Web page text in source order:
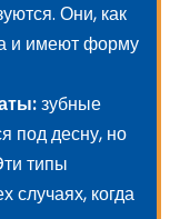
Они, как
и имеют форму
зубные
под десну, но
типы
случаях, когда